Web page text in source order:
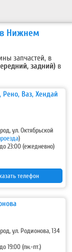
в Нижнем
запчастей, в
задний)в
Рено, Ваз, Хендай
ул. Октябрьской
)
23:00 (ежедневно)
,+7 (952) 447-12-27
телефон
ул. Родионова, 134
19:00 (пн.-пт.)